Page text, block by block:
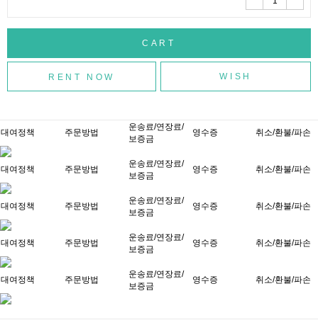
WISH
대여정책 주문방법
운송료/연장료/
보증금
영수증 취소/환불/파손
대여정책 주문방법
운송료/연장료/
보증금
영수증 취소/환불/파손
대여정책 주문방법
운송료/연장료/
보증금
영수증 취소/환불/파손
대여정책 주문방법
운송료/연장료/
보증금
영수증 취소/환불/파손
대여정책 주문방법
운송료/연장료/
보증금
영수증 취소/환불/파손